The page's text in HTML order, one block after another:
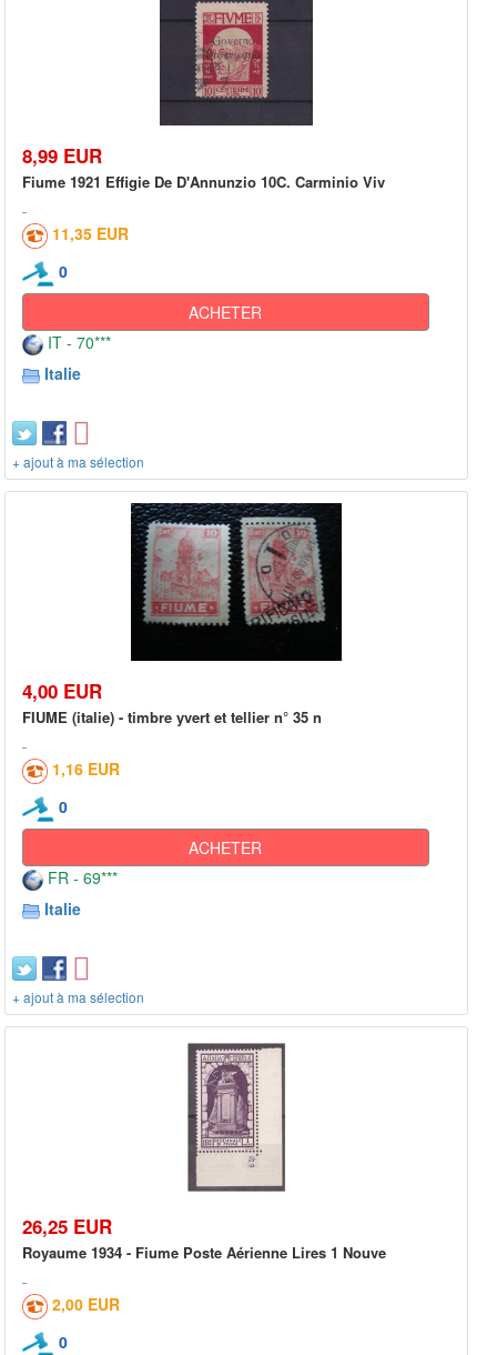
8,99 EUR
Fiume 1921 Effigie De D'Annunzio 10C. Carminio Viv
11,35 EUR
0
ACHETER
IT - 70***
Italie
+ ajout à ma sélection
4,00 EUR
FIUME (italie) - timbre yvert et tellier n° 35 n
1,16 EUR
0
ACHETER
FR - 69***
Italie
+ ajout à ma sélection
26,25 EUR
Royaume 1934 - Fiume Poste Aérienne Lires 1 Nouve
2,00 EUR
0